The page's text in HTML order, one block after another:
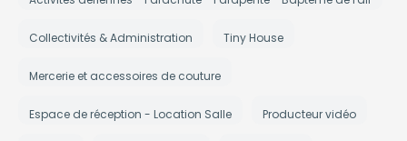
Collectivités & Administration Tiny House
Mercerie et accessoires de couture
Espace de réception - Location Salle Producteur vidéo